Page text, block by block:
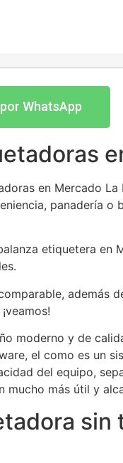
WhatsApp
en Mercado
panadería
etiquetera en
además
moderno y de
el como es un
del equipo,
mucho más útil y
sin